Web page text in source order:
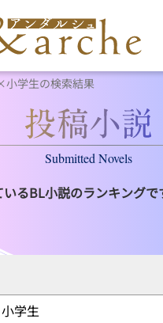
学生の検索結果
Submitted Novels
るBL小説のランキングで